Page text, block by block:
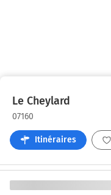
Le Cheylard
07160
Itinéraires